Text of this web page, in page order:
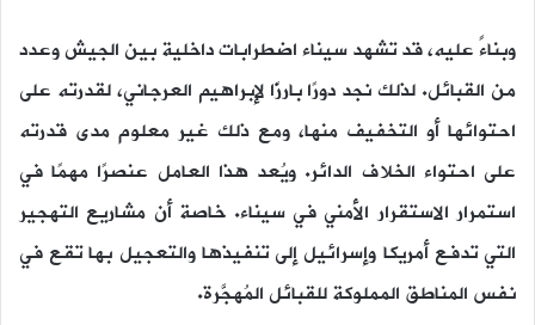
وبناءً عليه، قد تشهد سيناء اضطرابات داخلية بين الجيش وعدد
من القبائل. لذلك نجد دورًا بارزًا لإبراهيم العرجاني، لقدرته على
احتوائها أو التخفيف منها، ومع ذلك غير معلوم مدى قدرته
على احتواء الخلاف الدائر. ويُعد هذا العامل عنصرًا مهمًا في
استمرار الاستقرار الأمني في سيناء. خاصة أن مشاريع التهجير
التي تدفع أمريكا وإسرائيل إلى تنفيذها والتعجيل بها تقع في
نفس المناطق المملوكة للقبائل المُهجَّرة.